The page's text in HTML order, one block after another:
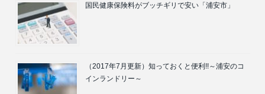
国民健康保険料がブッチギリで安い「浦安市」
（2017年7月更新）知っておくと便利!!～浦安のコ
インランドリー～